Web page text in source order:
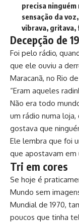
precisa ninguém
sensação da
vibrava, gritava,
Decepção de
Foi pelo rádio,
que ele ouviu a
Maracanã, no Rio
“Eram aqueles
Não era todo
um rádio numa
gostava que
Ele lembra que foi
que apostavam em
Tri em cores
Se hoje é
Mundo sem
Mundial de 1970,
poucos que tinha